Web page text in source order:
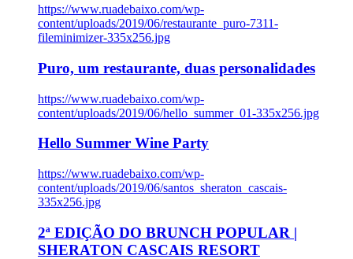
https://www.ruadebaixo.com/wp-
content/uploads/2019/06/restaurante_puro-7311-
fileminimizer-335x256.jpg
Puro, um restaurante, duas personalidades
https://www.ruadebaixo.com/wp-
content/uploads/2019/06/hello_summer_01-335x256.jpg
Hello Summer Wine Party
https://www.ruadebaixo.com/wp-
content/uploads/2019/06/santos_sheraton_cascais-
335x256.jpg
2ª EDIÇÃO DO BRUNCH POPULAR |
SHERATON CASCAIS RESORT